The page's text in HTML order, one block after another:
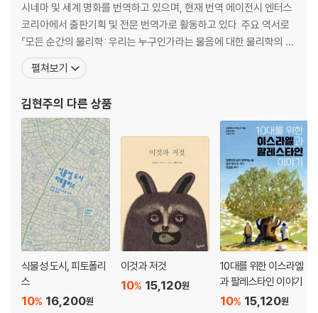
시네마 및 세계 명화를 번역하고 있으며, 현재 번역 에이전시 엔터스
코리아에서 출판기획 및 전문 번역가로 활동하고 있다. 주요 역서로
『모든 순간의 물리학: 우리는 누구인가라는 물음에 대한 물리학의 대
답』, 『프라다 이야기』, 『나쁜 회사에는 우리 우유를 팔지 않겠습니
다』, 『식물을 미치도록 사랑한 남자들』, 『내가 사랑한 엄마』, 『내가 사
사라진 왕자』, 『코스믹코믹 : 빅
펼쳐보기
김현주의 다른 상품
식물성 도시, 피토폴리
스
16,200원
10%
이것과 저것
15,120원
10%
10대를 위한 이스라엘
과 팔레스타인 이야기
15,120원
10%